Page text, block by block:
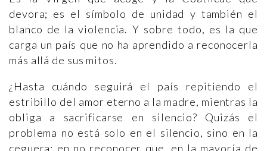
devora; es el símbolo de unidad y también el
blanco de la violencia. Y sobre todo, es la que
carga un país que no ha aprendido a reconocerla
más allá de sus mitos.
¿Hasta cuándo seguirá el país repitiendo el
estribillo del amor eterno a la madre, mientras la
obliga a sacrificarse en silencio? Quizás el
problema no está solo en el silencio, sino en la
ceguera: en no reconocer que, en la mayoría de